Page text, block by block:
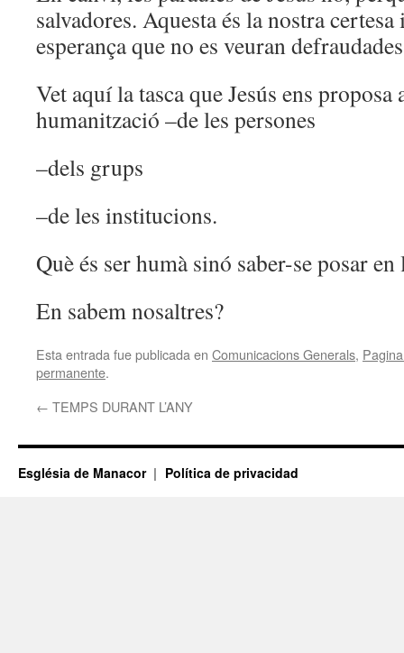
salvadores. Aquesta és la nostra
esperança que no es veuran
Vet aquí la tasca que Jesús ens
humanització –de les persones
–dels grups
–de les institucions.
Què és ser humà sinó saber-se posar
En sabem nosaltres?
Esta entrada fue publicada en Comunicacions Generals,
permanente.
← TEMPS DURANT L’ANY
Església de Manacor Política de privacidad